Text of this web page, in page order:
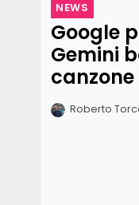
NEWS
Google
Gemini
canzone
Roberto